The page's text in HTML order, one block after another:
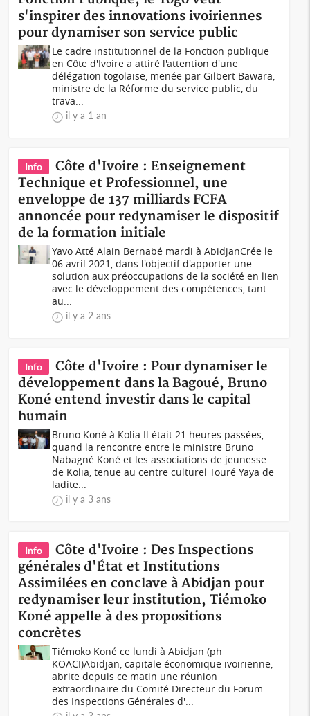
s'inspirer des innovations ivoiriennes
pour dynamiser son service public
Le cadre institutionnel de la Fonction publique
en Côte d'Ivoire a attiré l'attention d'une
délégation togolaise, menée par Gilbert Bawara,
ministre de la Réforme du service public, du
trava...
il y a 1 an
Info
Côte d'Ivoire : Enseignement
Technique et Professionnel, une
enveloppe de 137 milliards FCFA
annoncée pour redynamiser le dispositif
de la formation initiale
Yavo Atté Alain Bernabé mardi à AbidjanCrée le
06 avril 2021, dans l'objectif d'apporter une
solution aux préoccupations de la société en lien
avec le développement des compétences, tant
au...
il y a 2 ans
Info
Côte d'Ivoire : Pour dynamiser le
développement dans la Bagoué, Bruno
Koné entend investir dans le capital
humain
Bruno Koné à Kolia Il était 21 heures passées,
quand la rencontre entre le ministre Bruno
Nabagné Koné et les associations de jeunesse
de Kolia, tenue au centre culturel Touré Yaya de
ladite...
il y a 3 ans
Info
Côte d'Ivoire : Des Inspections
générales d'État et Institutions
Assimilées en conclave à Abidjan pour
redynamiser leur institution, Tiémoko
Koné appelle à des propositions
concrètes
Tiémoko Koné ce lundi à Abidjan (ph
KOACI)Abidjan, capitale économique ivoirienne,
abrite depuis ce matin une réunion
extraordinaire du Comité Directeur du Forum
des Inspections Générales d'...